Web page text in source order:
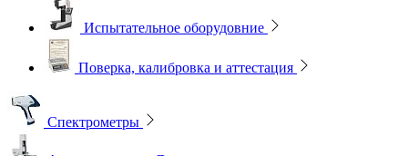
Испытательное оборудовние
Поверка, калибровка и аттестация
Спектрометры